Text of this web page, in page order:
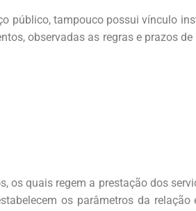
público, tampouco possui vínculo
observadas as regras e prazos
os quais regem a prestação dos
os parâmetros da relação